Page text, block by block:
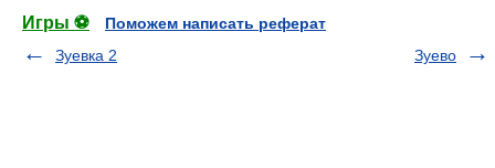
Игры ⚽
Поможем написать реферат
Зуевка 2
Зуево